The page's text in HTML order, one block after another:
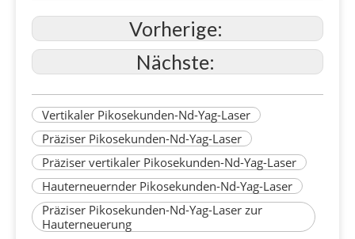
Vorherige:
Nächste:
Vertikaler Pikosekunden-Nd-Yag-Laser
Präziser Pikosekunden-Nd-Yag-Laser
Präziser vertikaler Pikosekunden-Nd-Yag-Laser
Hauterneuernder Pikosekunden-Nd-Yag-Laser
Präziser Pikosekunden-Nd-Yag-Laser zur
Hauterneuerung